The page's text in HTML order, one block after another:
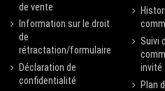
de vente
Information sur le droit
de
rétractation/formulaire
Déclaration de
confidentialité
Suivi
invité
Plan